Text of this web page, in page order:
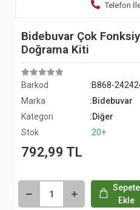
Telefon
Bidebuvar Çok
Doğrama Kiti
Barkod
:B868-
Marka
:Bidebuvar
Kategori
:Diğer
Stok
:20+
792,99 TL
Sepete
Ekle